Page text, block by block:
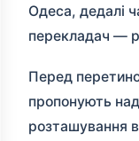
Одеса, дедалі
перекладач —
Перед
пропонують
розташування